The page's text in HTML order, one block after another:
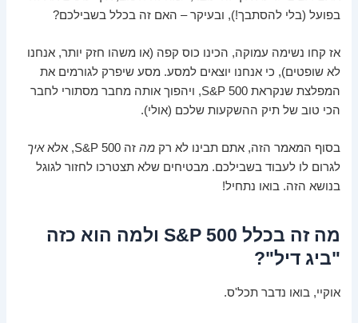
בפועל (בלי להסתבך!), ובעיקר – האם זה בכלל בשבילכם?
אז קחו נשימה עמוקה, הכינו כוס קפה (או משהו חזק יותר, אנחנו
לא שופטים), כי אנחנו יוצאים למסע. מסע שיפרק לגורמים את
המפלצת שנקראת S&P 500, ויהפוך אותה מחבר מסתורי לחבר
הכי טוב של תיק ההשקעות שלכם (אולי).
בסוף המאמר הזה, אתם תבינו לא רקמה זה S&P 500, אלא
איך
לגרום לו לעבוד בשבילכם. מבטיחים שלא תצטרכו לחזור לגוגל
בנושא הזה. בואו נתחיל!
מה זה בכלל S&P 500 ולמה הוא כזה
"ביג דיל"?
אוקיי, בואו נדבר תכל'ס.